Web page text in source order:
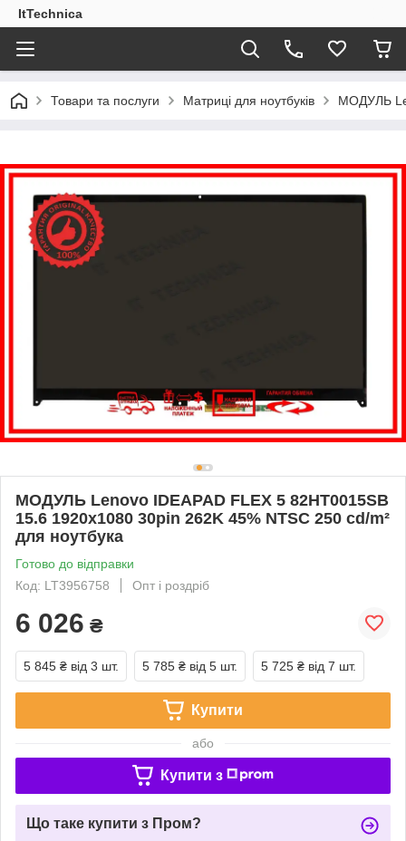
ItTechnica
Товари та послуги Матриці для ноутбуків МОДУЛЬ
МОДУЛЬ Lenovo IDEAPAD FLEX 5 82HT0015SB
15.6 1920x1080 30pin 262K 45% NTSC 250 cd/m²
для ноутбука
Готово до відправки
Код: LT3956758
Опт і роздріб
6 026 ₴
5 845 ₴ від 3 шт. 5 785 ₴ від 5 шт. 5 725 ₴ від 7 шт.
Купити
або
Купити з
Що таке купити з Пром?